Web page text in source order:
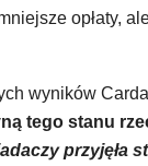
opłaty,
wyników
tego stanu
przyjęła